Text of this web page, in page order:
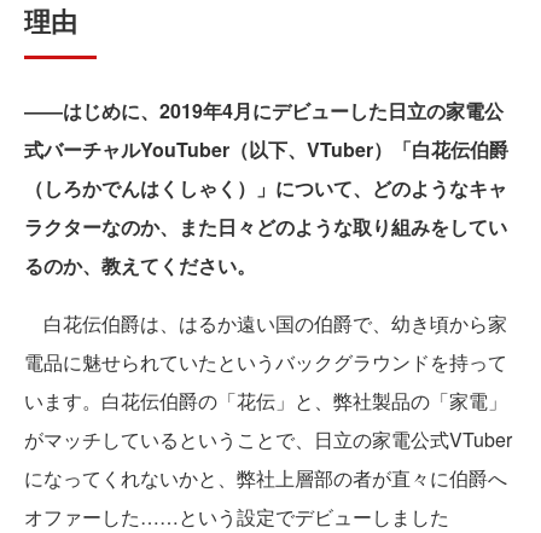
理由
――はじめに、2019年4月にデビューした日立の家電公
式バーチャルYouTuber（以下、VTuber）「白花伝伯爵
（しろかでんはくしゃく）」について、どのようなキャ
ラクターなのか、また日々どのような取り組みをしてい
るのか、教えてください。
白花伝伯爵は、はるか遠い国の伯爵で、幼き頃から家
電品に魅せられていたというバックグラウンドを持って
います。白花伝伯爵の「花伝」と、弊社製品の「家電」
がマッチしているということで、日立の家電公式VTuber
になってくれないかと、弊社上層部の者が直々に伯爵へ
オファーした……という設定でデビューしました